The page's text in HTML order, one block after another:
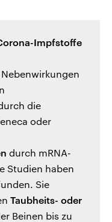
Impfstoffe
die
oder
durch mRNA-
Studien haben
Sie
Taubheits- oder
Beinen bis zu